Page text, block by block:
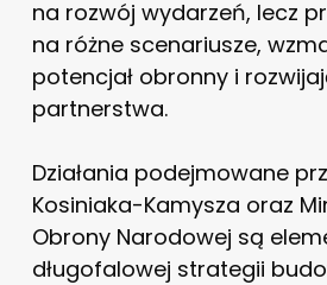
na rozwój wydarzeń, lecz
na różne scenariusze,
potencjał obronny i
partnerstwa.
Działania podejmowane
Kosiniaka-Kamysza oraz
Obrony Narodowej są
długofalowej strategii